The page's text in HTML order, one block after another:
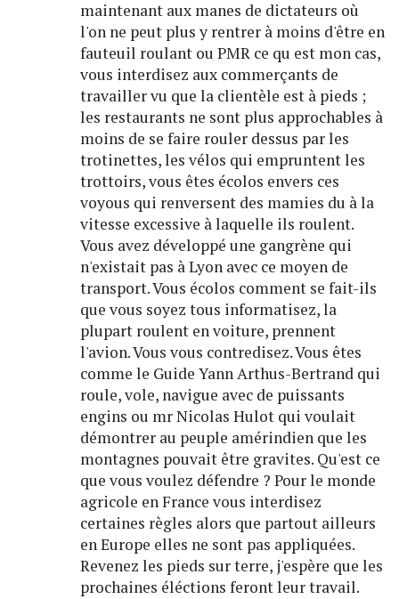
maintenant aux manes de dictateurs où
l'on ne peut plus y rentrer à moins d'être en
fauteuil roulant ou PMR ce qu est mon cas,
vous interdisez aux commerçants de
travailler vu que la clientèle est à pieds ;
les restaurants ne sont plus approchables à
moins de se faire rouler dessus par les
trotinettes, les vélos qui empruntent les
trottoirs, vous êtes écolos envers ces
voyous qui renversent des mamies du à la
vitesse excessive à laquelle ils roulent.
Vous avez développé une gangrène qui
n'existait pas à Lyon avec ce moyen de
transport. Vous écolos comment se fait-ils
que vous soyez tous informatisez, la
plupart roulent en voiture, prennent
l'avion. Vous vous contredisez. Vous êtes
comme le Guide Yann Arthus-Bertrand qui
roule, vole, navigue avec de puissants
engins ou mr Nicolas Hulot qui voulait
démontrer au peuple amérindien que les
montagnes pouvait être gravites. Qu'est ce
que vous voulez défendre ? Pour le monde
agricole en France vous interdisez
certaines règles alors que partout ailleurs
en Europe elles ne sont pas appliquées.
Revenez les pieds sur terre, j'espère que les
prochaines éléctions feront leur travail.